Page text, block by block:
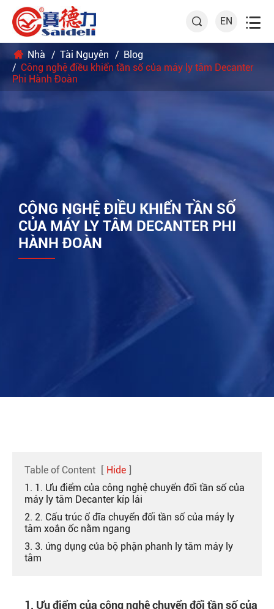
 EN 
Nhà Tài Nguyên
Blog
Công nghệ điều khiển tần số của máy ly tâm Decanter
Phi Hành Đoàn
CÔNG NGHỆ ĐIỀU KHIỂN TẦN SỐ
CỦA MÁY LY TÂM DECANTER PHI
HÀNH ĐOÀN
Table of Content [ Hide ]
1. 1. Ưu điểm của công nghệ chuyển đổi tần số của
máy ly tâm Decanter kíp lái
2. 2. Cấu trúc ổ đĩa chuyển đổi tần số của máy ly
tâm xoắn ốc nằm ngang
3. 3. ứng dụng của bộ phận phanh ly tâm máy ly
tâm
1. Ưu điểm của công nghệ chuyển đổi tần số của